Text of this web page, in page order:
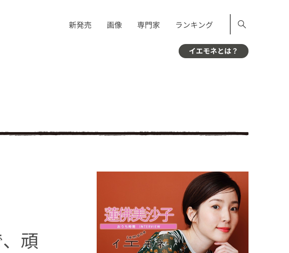
新発売 画像 専門家 ランキング
イエモネとは？
頑